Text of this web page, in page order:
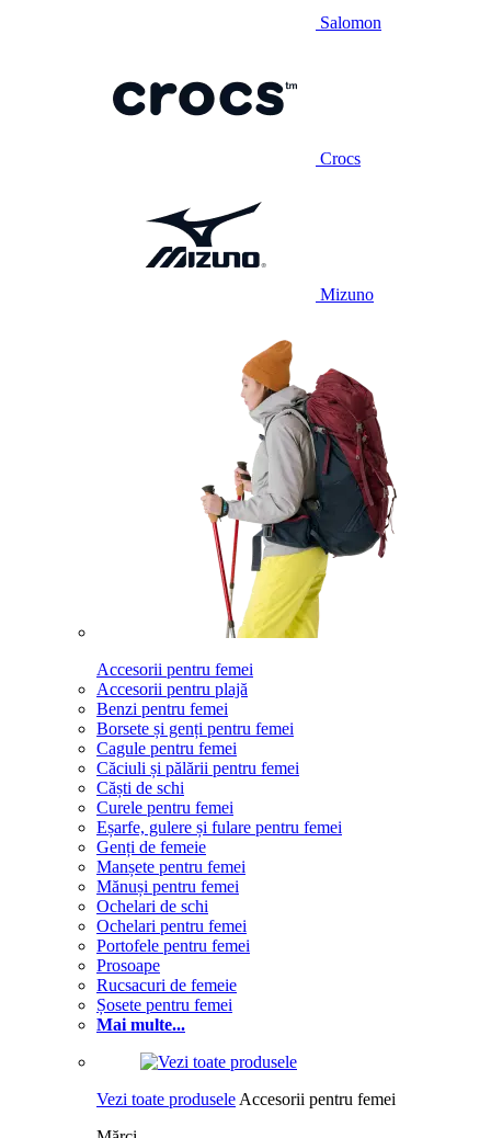
Salomon
Crocs
Mizuno
Accesorii pentru femei
Accesorii pentru plajă
Benzi pentru femei
Borsete și genți pentru femei
Cagule pentru femei
Căciuli și pălării pentru femei
Căști de schi
Curele pentru femei
Eșarfe, gulere și fulare pentru femei
Genți de femeie
Manșete pentru femei
Mănuși pentru femei
Ochelari de schi
Ochelari pentru femei
Portofele pentru femei
Prosoape
Rucsacuri de femeie
Șosete pentru femei
Mai multe...
Vezi toate produsele Accesorii pentru femei